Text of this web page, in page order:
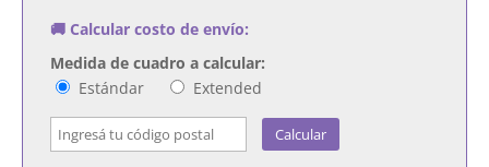
🚚 Calcular costo de envío:
Medida de cuadro a calcular:
Estándar
Extended
Calcular